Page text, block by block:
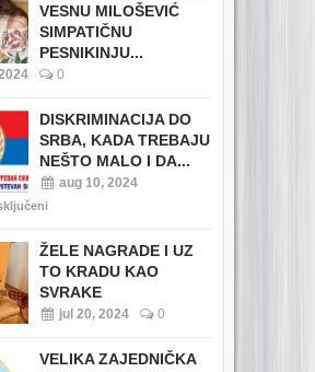
VESNU MILOŠEVIĆ
SIMPATIČNU
PESNIKINJU...
0
DISKRIMINACIJA DO
SRBA, KADA TREBAJU
NEŠTO MALO I DA...
aug 10, 2024
ŽELE NAGRADE I UZ
TO KRADU KAO
SVRAKE
jul 20, 2024 0
VELIKA ZAJEDNIČKA